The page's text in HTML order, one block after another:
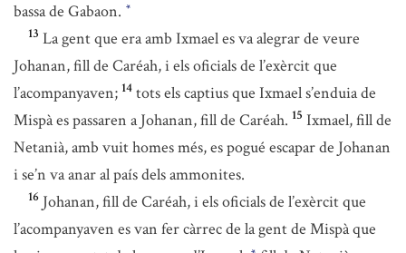
bassa de Gabaon. *
13 La gent que era amb Ixmael es va alegrar de veure
Johanan, fill de Caréah, i els oficials de l’exèrcit que
l’acompanyaven; 14 tots els captius que Ixmael s’enduia de
Mispà es passaren a Johanan, fill de Caréah. 15 Ixmael, fill de
Netanià, amb vuit homes més, es pogué escapar de Johanan
i se’n va anar al país dels ammonites.
16 Johanan, fill de Caréah, i els oficials de l’exèrcit que
l’acompanyaven es van fer càrrec de la gent de Mispà que